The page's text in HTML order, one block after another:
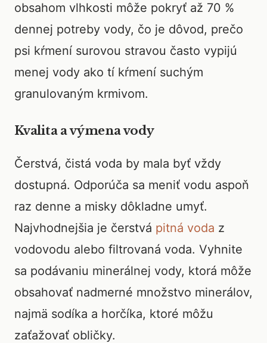
obsahom vlhkosti môže pokryť až 70 %
dennej potreby vody, čo je dôvod, prečo
psi kŕmení surovou stravou často vypijú
menej vody ako tí kŕmení suchým
granulovaným krmivom.
Kvalita a výmena vody
Čerstvá, čistá voda by mala byť vždy
dostupná. Odporúča sa meniť vodu aspoň
raz denne a misky dôkladne umyť.
Najvhodnejšia je čerstvá pitná voda z
vodovodu alebo filtrovaná voda. Vyhnite
sa podávaniu minerálnej vody, ktorá môže
obsahovať nadmerné množstvo minerálov,
najmä sodíka a horčíka, ktoré môžu
zaťažovať obličky.